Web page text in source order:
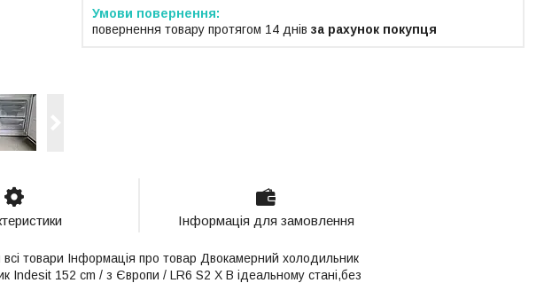
повернення товару протягом 14 днів за рахунок покупця
Інформація для замовлення
товари Інформація про товар Двокамерний холодильник
152 cm / з Європи / LR6 S2 X В ідеальному стані,без